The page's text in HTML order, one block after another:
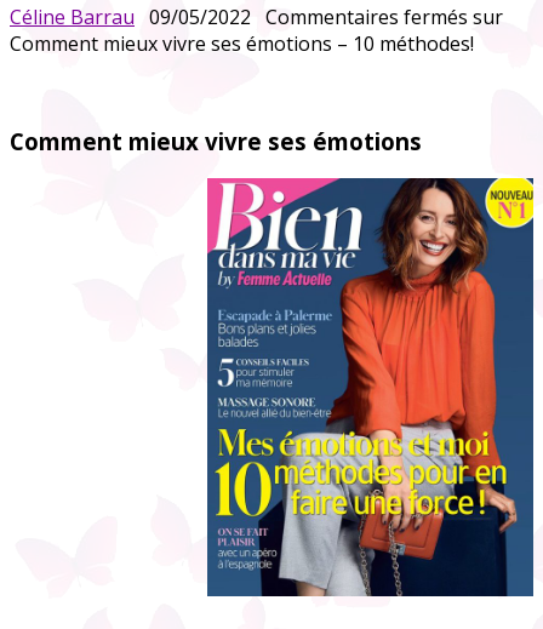
Céline Barrau 09/05/2022 Commentaires fermés sur
Comment mieux vivre ses émotions – 10 méthodes!
Comment mieux vivre ses émotions